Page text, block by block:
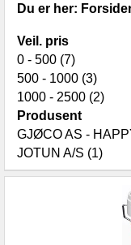
Du er her:
Veil. pris
0 - 500 (7)
500 - 1000 (3)
1000 - 2500 (2)
Produsent
GJØCO AS -
JOTUN A/S (1)